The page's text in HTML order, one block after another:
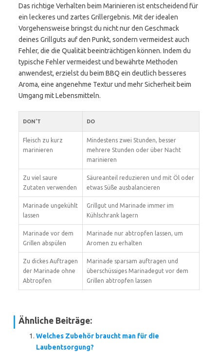
Das richtige Verhalten beim Marinieren ist entscheidend für
ein leckeres und zartes Grillergebnis. Mit der idealen
Vorgehensweise bringst du nicht nur den Geschmack
deines Grillguts auf den Punkt, sondern vermeidest auch
Fehler, die die Qualität beeinträchtigen können. Indem du
typische Fehler vermeidest und bewährte Methoden
anwendest, erzielst du beim BBQ ein deutlich besseres
Aroma, eine angenehme Textur und mehr Sicherheit beim
Umgang mit Lebensmitteln.
DON’T DO
Fleisch zu kurz
marinieren
Mindestens zwei Stunden, besser
mehrere Stunden oder über Nacht
marinieren
Zu viel saure
Zutaten verwenden
Säureanteil reduzieren und mit Öl oder
etwas Süße ausbalancieren
Marinade ungekühlt
lassen
Grillgut und Marinade immer im
Kühlschrank lagern
Marinade vor dem
Grillen abspülen
Marinade nur abtropfen lassen, um
Aromen zu erhalten
Zu dickes Auftragen
der Marinade ohne
Abtropfen
Marinade sparsam auftragen und
überschüssiges Marinadegut vor dem
Grillen abtropfen lassen
Ähnliche Beiträge:
Welches Zubehör braucht man für die
Laubentsorgung?